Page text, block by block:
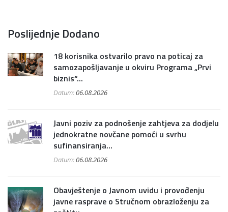
Poslijednje Dodano
18 korisnika ostvarilo pravo na poticaj za
samozapošljavanje u okviru Programa „Prvi
biznis“...
Datum:06.08.2026
Javni poziv za podnošenje zahtjeva za dodjelu
jednokratne novčane pomoći u svrhu
sufinansiranja...
Datum:06.08.2026
Obavještenje o Javnom uvidu i provođenju
javne rasprave o Stručnom obrazloženju za